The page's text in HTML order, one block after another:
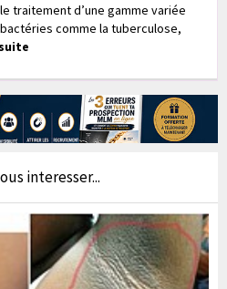
traitement d’une gamme variée
comme la tuberculose,
interesser...